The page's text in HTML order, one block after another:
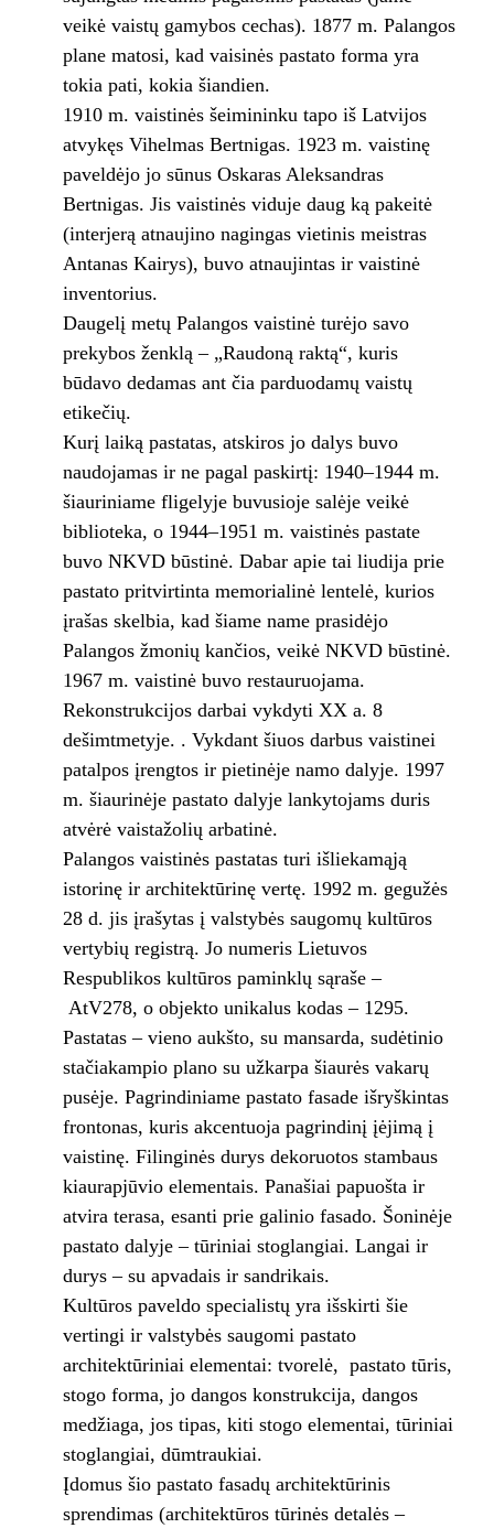
veikė vaistų gamybos cechas). 1877 m. Palangos
plane matosi, kad vaisinės pastato forma yra
tokia pati, kokia šiandien.
1910 m. vaistinės šeimininku tapo iš Latvijos
atvykęs Vihelmas Bertnigas. 1923 m. vaistinę
paveldėjo jo sūnus Oskaras Aleksandras
Bertnigas. Jis vaistinės viduje daug ką pakeitė
(interjerą atnaujino nagingas vietinis meistras
Antanas Kairys), buvo atnaujintas ir vaistinė
inventorius.
Daugelį metų Palangos vaistinė turėjo savo
prekybos ženklą – „Raudoną raktą“, kuris
būdavo dedamas ant čia parduodamų vaistų
etikečių.
Kurį laiką pastatas, atskiros jo dalys buvo
naudojamas ir ne pagal paskirtį: 1940–1944 m.
šiauriniame fligelyje buvusioje salėje veikė
biblioteka, o 1944–1951 m. vaistinės pastate
buvo NKVD būstinė. Dabar apie tai liudija prie
pastato pritvirtinta memorialinė lentelė, kurios
įrašas skelbia, kad šiame name prasidėjo
Palangos žmonių kančios, veikė NKVD būstinė.
1967 m. vaistinė buvo restauruojama.
Rekonstrukcijos darbai vykdyti XX a. 8
dešimtmetyje. . Vykdant šiuos darbus vaistinei
patalpos įrengtos ir pietinėje namo dalyje. 1997
m. šiaurinėje pastato dalyje lankytojams duris
atvėrė vaistažolių arbatinė.
Palangos vaistinės pastatas turi išliekamąją
istorinę ir architektūrinę vertę. 1992 m. gegužės
28 d. jis įrašytas į valstybės saugomų kultūros
vertybių registrą. Jo numeris Lietuvos
Respublikos kultūros paminklų sąraše –
AtV278, o objekto unikalus kodas – 1295.
Pastatas – vieno aukšto, su mansarda, sudėtinio
stačiakampio plano su užkarpa šiaurės vakarų
pusėje. Pagrindiniame pastato fasade išryškintas
frontonas, kuris akcentuoja pagrindinį įėjimą į
vaistinę. Filinginės durys dekoruotos stambaus
kiaurapjūvio elementais. Panašiai papuošta ir
atvira terasa, esanti prie galinio fasado. Šoninėje
pastato dalyje – tūriniai stoglangiai. Langai ir
durys – su apvadais ir sandrikais.
Kultūros paveldo specialistų yra išskirti šie
vertingi ir valstybės saugomi pastato
architektūriniai elementai: tvorelė, pastato tūris,
stogo forma, jo dangos konstrukcija, dangos
medžiaga, jos tipas, kiti stogo elementai, tūriniai
stoglangiai, dūmtraukiai.
Įdomus šio pastato fasadų architektūrinis
sprendimas (architektūros tūrinės detalės –